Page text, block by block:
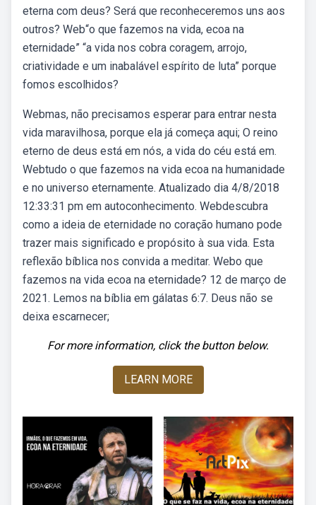
eterna com deus? Será que reconheceremos uns aos
outros? Web“o que fazemos na vida, ecoa na
eternidade” “a vida nos cobra coragem, arrojo,
criatividade e um inabalável espírito de luta” porque
fomos escolhidos?
Webmas, não precisamos esperar para entrar nesta
vida maravilhosa, porque ela já começa aqui; O reino
eterno de deus está em nós, a vida do céu está em.
Webtudo o que fazemos na vida ecoa na humanidade
e no universo eternamente. Atualizado dia 4/8/2018
12:33:31 pm em autoconhecimento. Webdescubra
como a ideia de eternidade no coração humano pode
trazer mais significado e propósito à sua vida. Esta
reflexão bíblica nos convida a meditar. Webo que
fazemos na vida ecoa na eternidade? 12 de março de
2021. Lemos na bíblia em gálatas 6:7. Deus não se
deixa escarnecer;
For more information, click the button below.
LEARN MORE